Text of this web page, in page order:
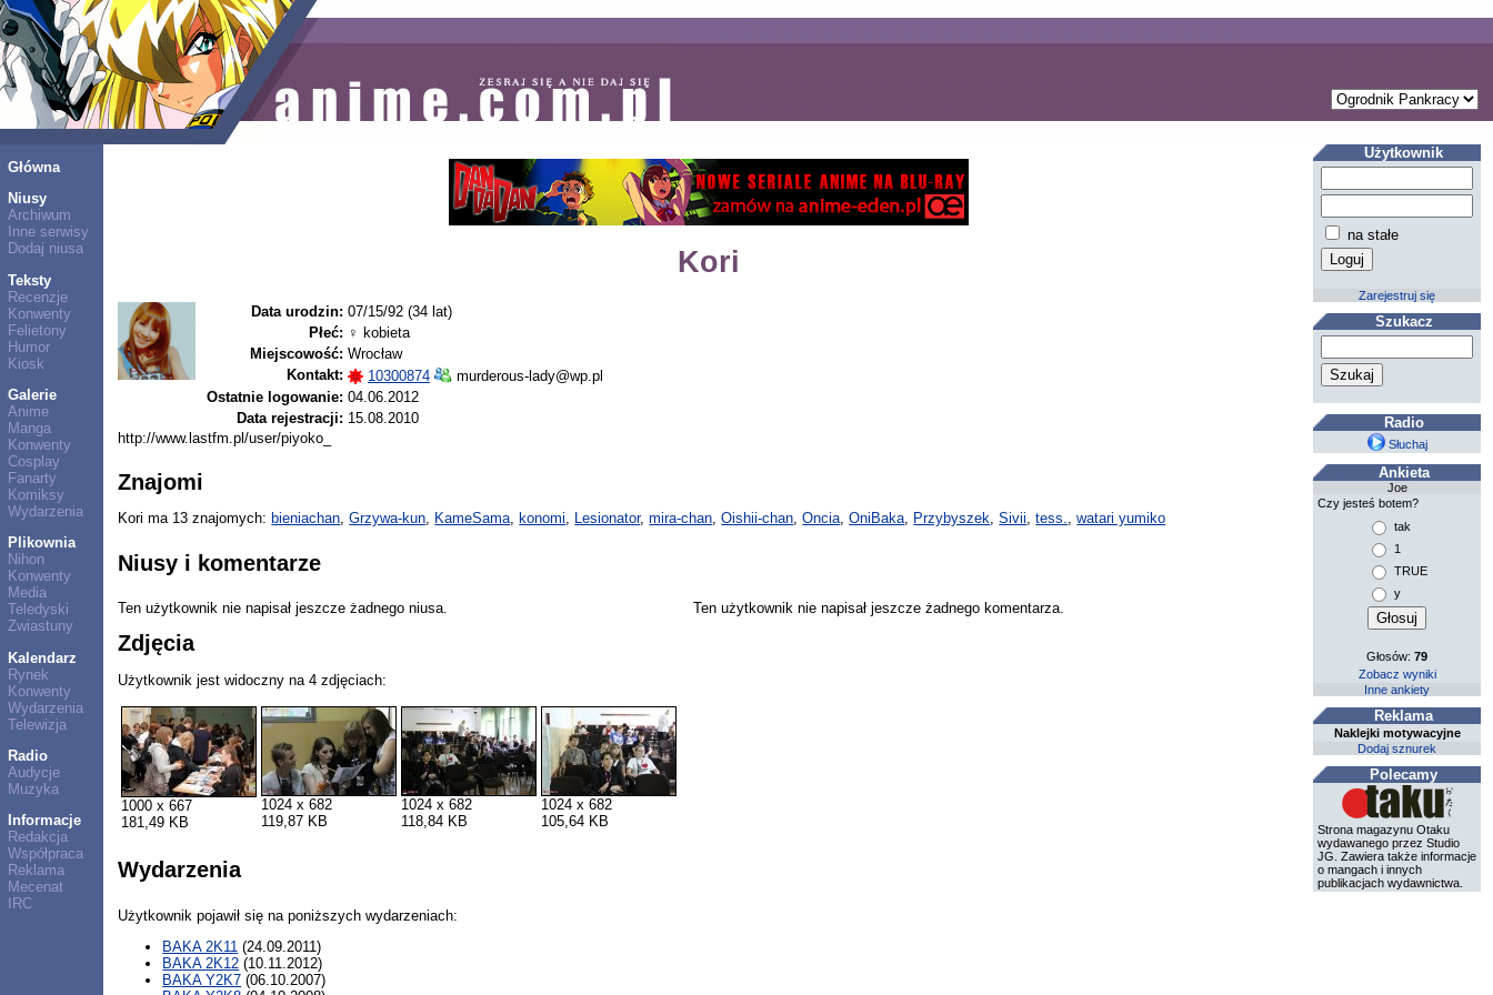
Główna
Niusy
Archiwum
Inne serwisy
Dodaj niusa
Teksty
Recenzje
Konwenty
Felietony
Humor
Kiosk
Galerie
Anime
Manga
Konwenty
Cosplay
Fanarty
Komiksy
Wydarzenia
Plikownia
Nihon
Konwenty
Media
Teledyski
Zwiastuny
Kalendarz
Rynek
Konwenty
Wydarzenia
Telewizja
Radio
Audycje
Muzyka
Informacje
Redakcja
Współpraca
Reklama
Mecenat
IRC
Kori
Data urodzin: 07/15/92 (34 lat)
Płeć: ♀ kobieta
Miejscowość: Wrocław
Kontakt:
10300874
murderous-lady@wp.pl
Ostatnie logowanie: 04.06.2012
Data rejestracji: 15.08.2010
http://www.lastfm.pl/user/piyoko_
Znajomi
Kori ma 13 znajomych: bieniachan,Grzywa-kun, KameSama, konomi, Lesionator,mira-chan,Oishii-chan,Oncia,OniBaka, Przybyszek,Sivii,tess.,watari yumiko
Niusy i komentarze
Ten użytkownik nie napisał jeszcze żadnego niusa. Ten użytkownik nie napisał jeszcze żadnego komentarza.
Zdjęcia
Użytkownik jest widoczny na 4 zdjęciach:
1000 x 667
181,49 KB
1024 x 682
119,87 KB
1024 x 682
118,84 KB
1024 x 682
105,64 KB
Wydarzenia
Użytkownik pojawił się na poniższych wydarzeniach:
BAKA 2K11 (24.09.2011)
BAKA 2K12 (10.11.2012)
BAKA Y2K7 (06.10.2007)
Użytkownik
na stałe
Zarejestruj się
Szukacz
Radio
Słuchaj
Ankieta
Joe
Czy jesteś botem?
tak
1
TRUE
y
Głosów:79
Zobacz wyniki
Inne ankiety
Reklama
Naklejki motywacyjne
Dodaj sznurek
Polecamy
Strona magazynu Otaku
wydawanego przez Studio
JG. Zawiera także informacje
o mangach i innych
publikacjach wydawnictwa.